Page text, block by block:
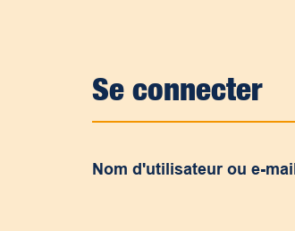
Se connecter
Nom d'utilisateur ou e-mail